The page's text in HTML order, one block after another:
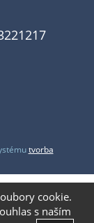
tvorba
cookie.
s naším